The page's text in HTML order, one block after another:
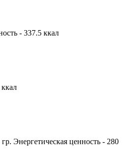
- 337.5 ккал
Энергетическая ценность - 280